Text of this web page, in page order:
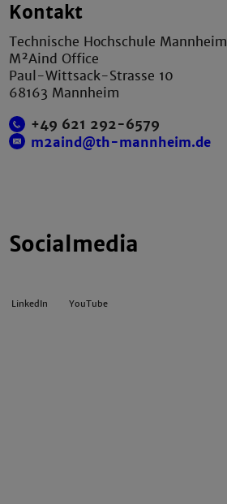
Kontakt
Technische Hochschule Mannheim
M²Aind Office
Paul-Wittsack-Strasse 10
68163 Mannheim
+49 621 292-6579
m2aind@th-mannheim.de
Socialmedia
LinkedIn YouTube